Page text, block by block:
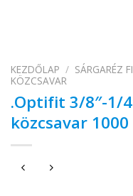
KEZDŐLAP / SÁRGARÉZ
KÖZCSAVAR
.Optifit 3/8″-1/
közcsavar